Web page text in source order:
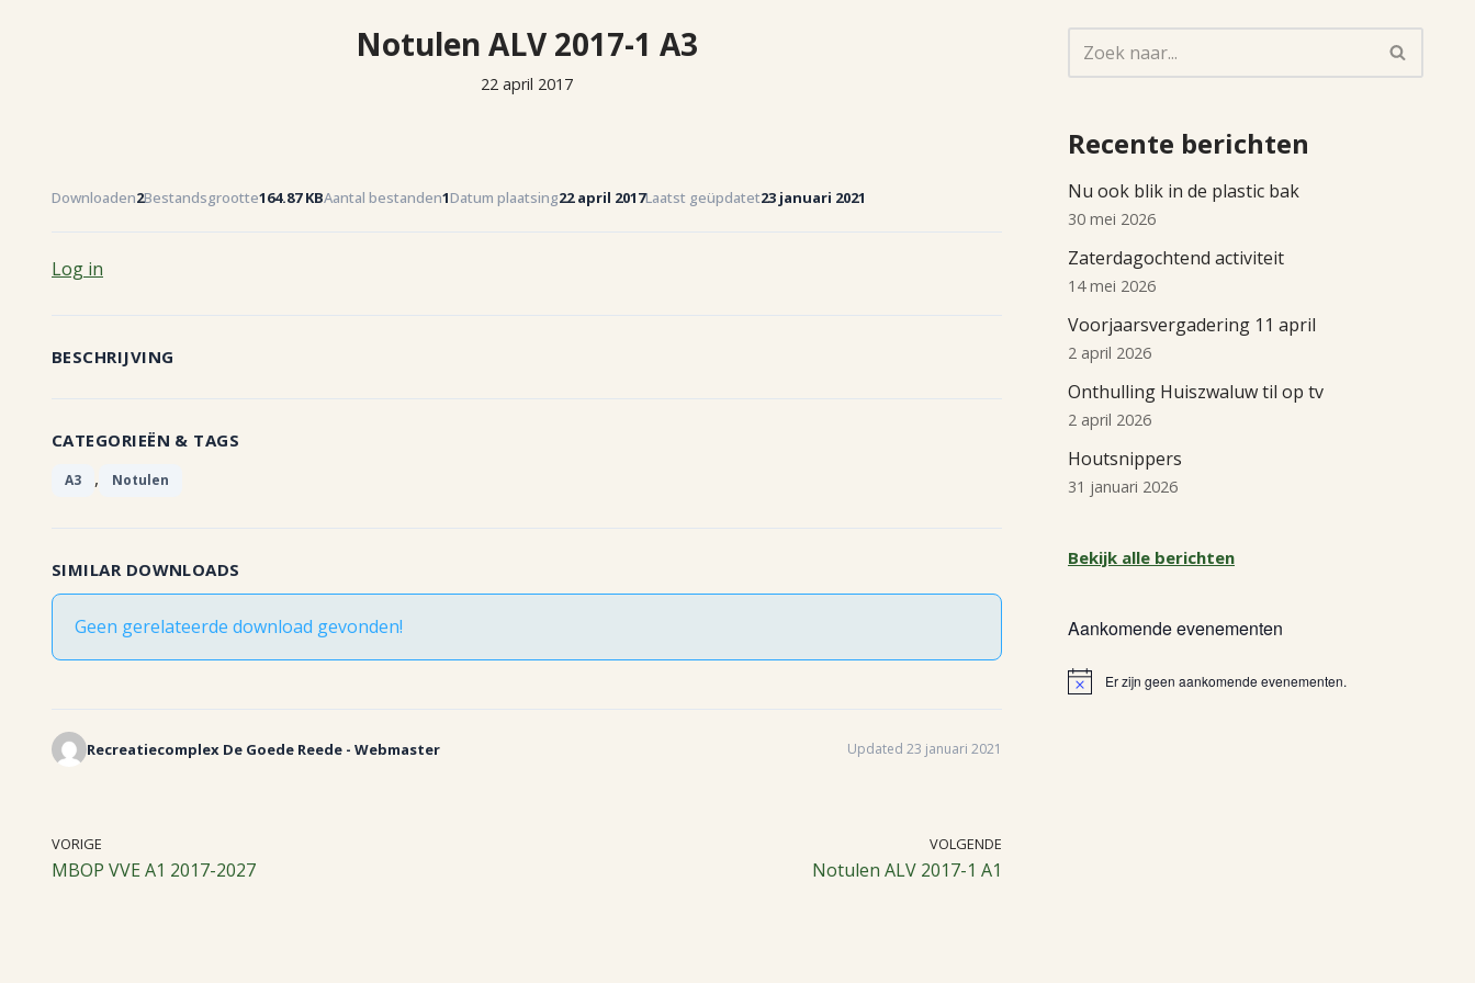
Notulen ALV 2017-1 A3
22 april 2017
Downloaden2Bestandsgrootte164.87 KBAantal bestanden1Datum plaatsing22 april 2017Laatst geüpdatet23 januari 2021
Log in
BESCHRIJVING
CATEGORIEËN & TAGS
A3 , Notulen
SIMILAR DOWNLOADS
Geen gerelateerde download gevonden!
Recreatiecomplex De Goede Reede - Webmaster Updated 23 januari 2021
VORIGE
MBOP VVE A1 2017-2027
VOLGENDE
Notulen ALV 2017-1 A1
Recente berichten
Nu ook blik in de plastic bak
30 mei 2026
Zaterdagochtend activiteit
14 mei 2026
Voorjaarsvergadering 11 april
2 april 2026
Onthulling Huiszwaluw til op tv
2 april 2026
Houtsnippers
31 januari 2026
Bekijk alle berichten
Aankomende evenementen
BerichtEr zijn geen aankomende evenementen.